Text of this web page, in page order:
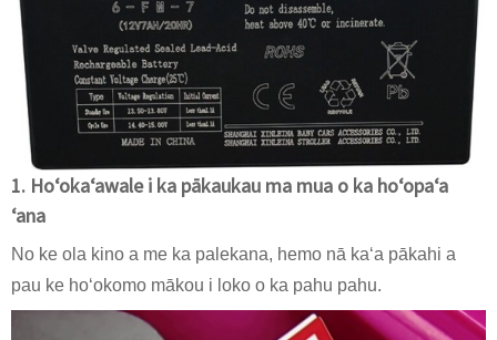
1. Hoʻokaʻawale i ka pākaukau ma mua o ka hoʻopaʻa
ʻana
No ke ola kino a me ka palekana, hemo nā kaʻa pākahi a
pau ke hoʻokomo mākou i loko o ka pahu pahu.